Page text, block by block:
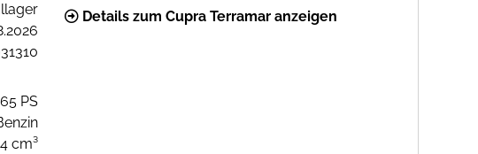
PS
cm³
Details zum Cupra Terramar anzeigen